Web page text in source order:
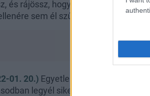
és rájössz, hogy tévedtél? Tudod
sem él szűkösen.
01. 20.) Egyetlen alkalmat sem
legyél sikeres, hanem a